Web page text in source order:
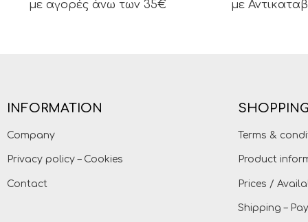
με αγορές άνω των 35€ με
INFORMATION
Company
Privacy policy – Cookies
Contact
Terms &
Product
Prices /
Shipping –